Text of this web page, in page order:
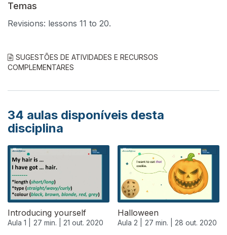
Temas
Revisions: lessons 11 to 20.
SUGESTÕES DE ATIVIDADES E RECURSOS
COMPLEMENTARES
34 aulas disponíveis desta
disciplina
Introducing yourself
Aula 1 | 27 min. | 21 out. 2020
Halloween
Aula 2 | 27 min. | 28 out. 2020